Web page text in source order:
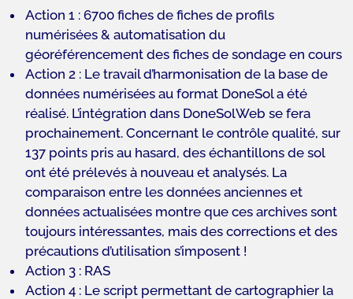
Action 1 : 6700 fiches de fiches de profils
numérisées & automatisation du
géoréférencement des fiches de sondage en cours
Action 2 : Le travail d’harmonisation de la base de
données numérisées au format DoneSol a été
réalisé. L’intégration dans DoneSolWeb se fera
prochainement. Concernant le contrôle qualité, sur
137 points pris au hasard, des échantillons de sol
ont été prélevés à nouveau et analysés. La
comparaison entre les données anciennes et
données actualisées montre que ces archives sont
toujours intéressantes, mais des corrections et des
précautions d’utilisation s’imposent !
Action 3 : RAS
Action 4 : Le script permettant de cartographier la